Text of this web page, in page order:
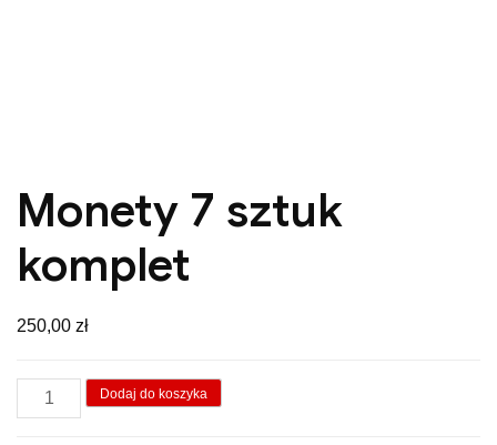
Monety 7 sztuk
komplet
250,00 zł
ilość
Monety
Dodaj do koszyka